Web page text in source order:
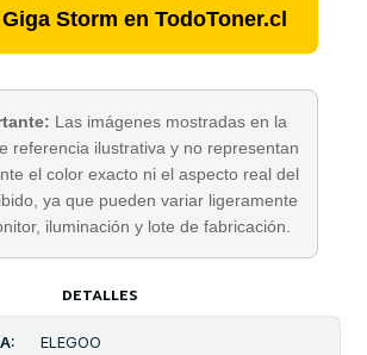
Storm en TodoToner.cl
Las imágenes mostradas en la
referencia ilustrativa y no representan
el color exacto ni el aspecto real del
ya que pueden variar ligeramente
iluminación y lote de fabricación.
DETALLES
ELEGOO